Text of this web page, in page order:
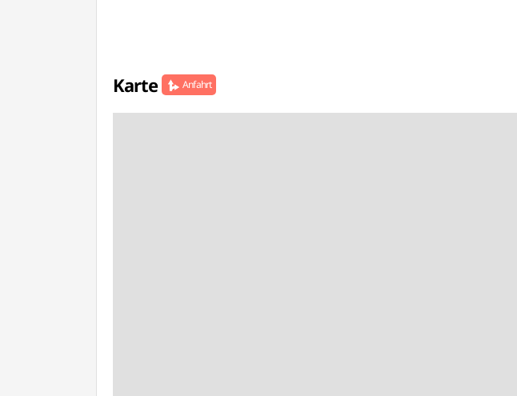
Karte Anfahrt